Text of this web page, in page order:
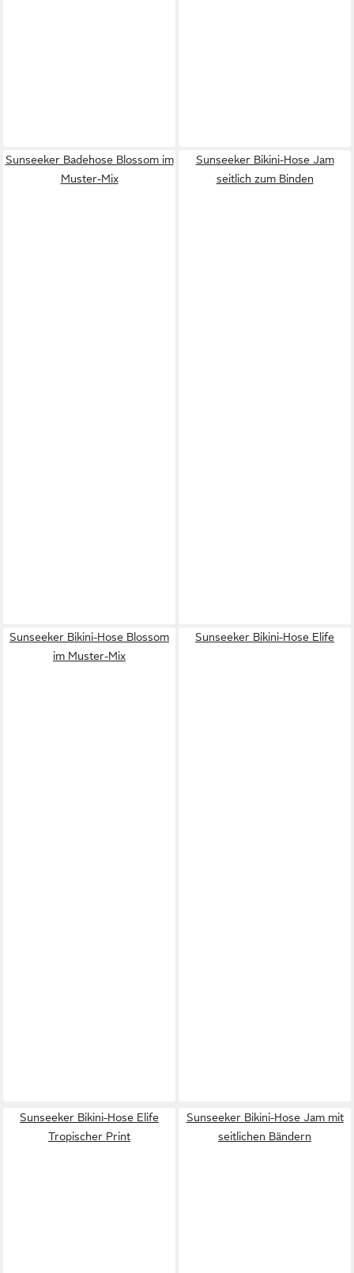
Sunseeker Badehose Blossom im
Muster-Mix
Sunseeker Bikini-Hose Jam
seitlich zum Binden
Sunseeker Bikini-Hose Blossom
im Muster-Mix
Sunseeker Bikini-Hose Elife
Sunseeker Bikini-Hose Elife
Tropischer Print
Sunseeker Bikini-Hose Jam mit
seitlichen Bändern